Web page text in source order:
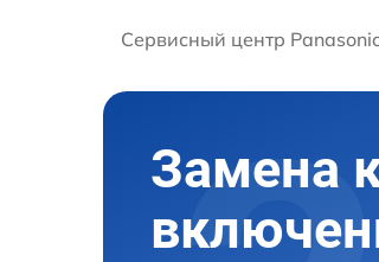
Сервисный центр Panasonic
Замена